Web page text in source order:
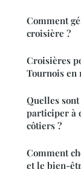
Comment
croisière ?
Croisières
Tournois en
Quelles
participer à
côtiers ?
Comment
et le bien-